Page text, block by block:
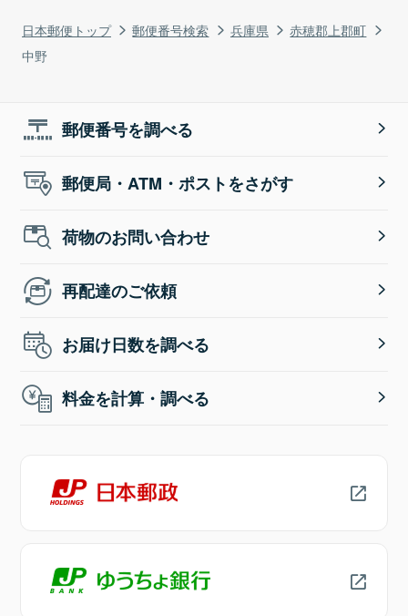
日本郵便トップ 郵便番号検索 兵庫県
赤穂郡上郡町
中野
郵便番号を調べる
郵便局・ATM・ポストをさがす
荷物のお問い合わせ
再配達のご依頼
お届け日数を調べる
料金を計算・調べる